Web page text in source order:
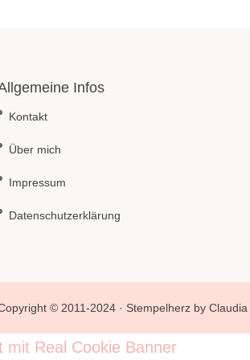
Infos
Kontakt
Über mich
Impressum
Datenschutzerklärung
© 2011-2024 · Stempelherz by
mit Real Cookie Banner